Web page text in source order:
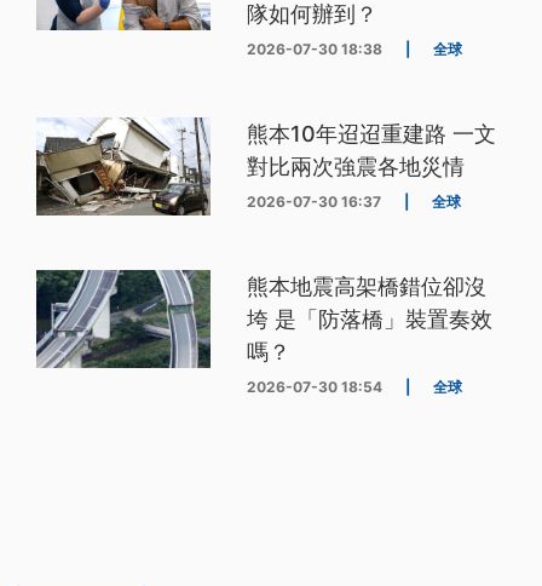
隊如何辦到？
2026-07-30 18:38 全球
熊本10年迢迢重建路 一文
對比兩次強震各地災情
2026-07-30 16:37 全球
熊本地震高架橋錯位卻沒
垮 是「防落橋」裝置奏效
嗎？
2026-07-30 18:54 全球